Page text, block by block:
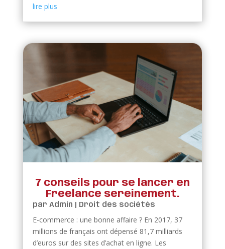
lire plus
7 conseils pour se lancer en
Freelance sereinement.
par Admin Droit des sociétés
E-commerce : une bonne affaire ? En 2017, 37
millions de français ont dépensé 81,7 milliards
d’euros sur des sites d’achat en ligne. Les